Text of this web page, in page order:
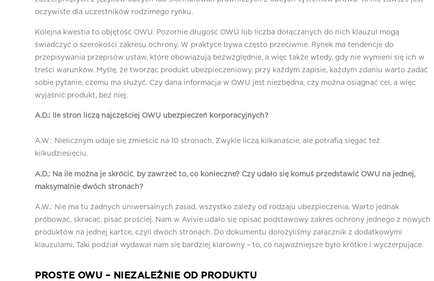
oczywiste dla uczestników rodzimego rynku.
Kolejna kwestia to objętość OWU. Pozornie długość OWU lub liczba dołączanych do nich klauzul mogą
świadczyć o szerokości zakresu ochrony. W praktyce bywa często przeciwnie. Rynek ma tendencje do
przepisywania przepisów ustaw, które obowiązują bezwzględnie, a więc także wtedy, gdy nie wymieni się ich w
treści warunków. Myślę, że tworząc produkt ubezpieczeniowy, przy każdym zapisie, każdym zdaniu warto zadać
sobie pytanie, czemu ma służyć. Czy dana informacja w OWU jest niezbędna, czy można osiągnąć cel, a więc
wyjaśnić produkt, bez niej.
A.D.: Ile stron liczą najczęściej OWU ubezpieczeń korporacyjnych?
A.W.: Nielicznym udaje się zmieścić na 10 stronach. Zwykle liczą kilkanaście, ale potrafią sięgać też
kilkudziesięciu.
A.D.: Na ile można je skrócić, by zawrzeć to, co konieczne? Czy udało się komuś przedstawić OWU na jednej,
maksymalnie dwóch stronach?
A.W.: Nie ma tu żadnych uniwersalnych zasad, wszystko zależy od rodzaju ubezpieczenia. Warto jednak
próbować, skracać, pisać prościej. Nam w Avivie udało się opisać podstawowy zakres ochrony jednego z nowych
produktów na jednej kartce, czyli dwóch stronach. Do dokumentu dołożyliśmy załącznik z dodatkowymi
klauzulami. Taki podział wydawał nam się bardziej klarowny – to, co najważniejsze było krótkie i wyczerpujące.
PROSTE OWU – NIEZALEŻNIE OD PRODUKTU